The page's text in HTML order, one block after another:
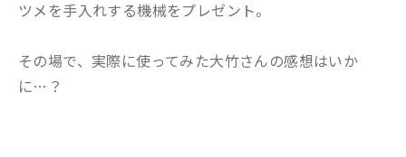
ツメを手入れする機械をプレゼント。
その場で、実際に使ってみた大竹さんの感想はいか
に…？